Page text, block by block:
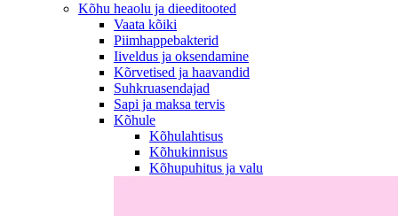
Kõhu heaolu ja dieeditooted
Vaata kõiki
Piimhappebakterid
Iiveldus ja oksendamine
Kõrvetised ja haavandid
Suhkruasendajad
Sapi ja maksa tervis
Kõhule
Kõhulahtisus
Kõhukinnisus
Kõhupuhitus ja valu